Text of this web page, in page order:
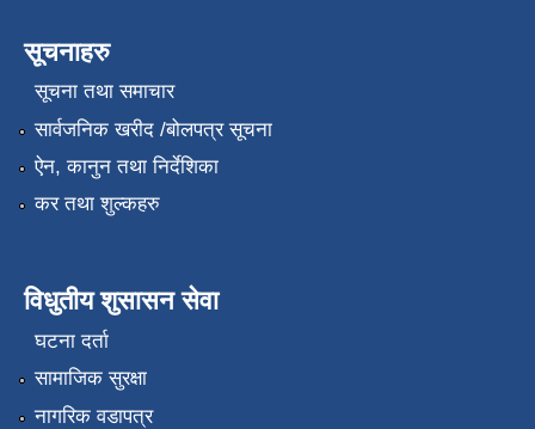
सूचनाहरु
सूचना तथा समाचार
सार्वजनिक खरीद /बोलपत्र सूचना
ऐन, कानुन तथा निर्देशिका
कर तथा शुल्कहरु
विधुतीय शुसासन सेवा
घटना दर्ता
सामाजिक सुरक्षा
नागरिक वडापत्र